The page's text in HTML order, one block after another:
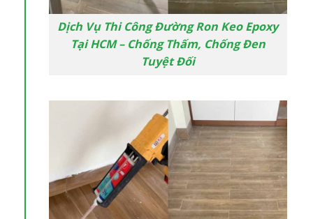
Dịch Vụ Thi Công Đường Ron Keo Epoxy
Tại HCM – Chống Thấm, Chống Đen
Tuyệt Đối